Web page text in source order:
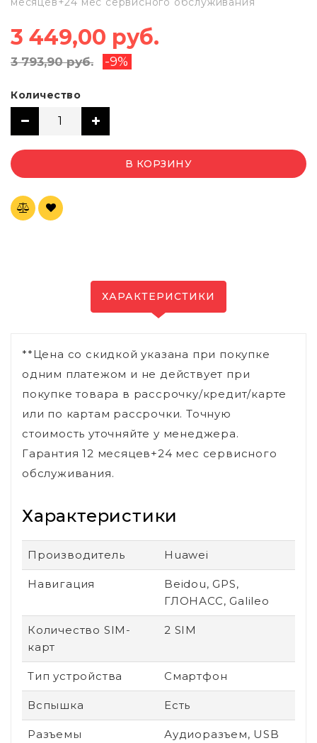
3 449,00 руб.
3 793,90 руб. -9%
Количество
В КОРЗИНУ
ХАРАКТЕРИСТИКИ
**Цена со скидкой указана при покупке
одним платежом и не действует при
покупке товара в рассрочку/кредит/карте
или по картам рассрочки. Точную
стоимость уточняйте у менеджера.
Гарантия 12 месяцев+24 мес сервисного
обслуживания.
Характеристики
Производитель Huawei
Навигация
Beidou, GPS,
ГЛОНАСС, Galileo
Количество SIM-
карт
2 SIM
Тип устройства Смартфон
Вспышка Есть
Разъемы
Аудиоразъем, USB